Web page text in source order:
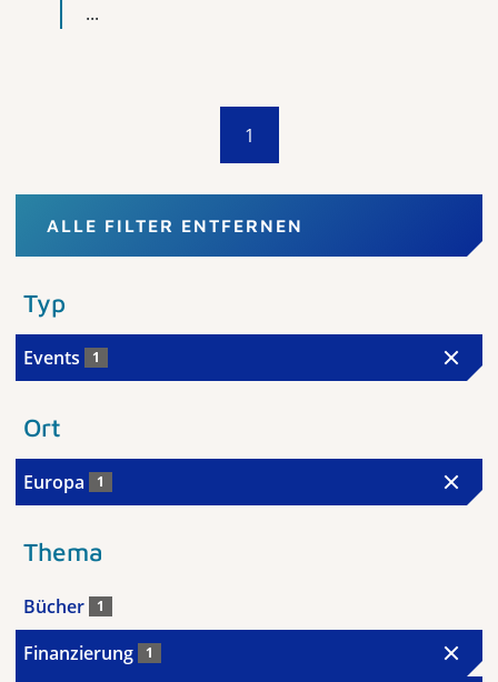
...
1
ALLE FILTER ENTFERNEN
Typ
Events 1
Ort
Europa 1
Thema
Bücher 1
Finanzierung 1